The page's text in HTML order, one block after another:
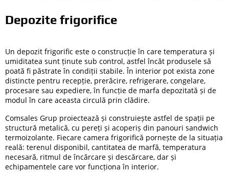
Depozite frigorifice
Un depozit frigorific este o construcție în care temperatura și
umiditatea sunt ținute sub control, astfel încât produsele să
poată fi păstrate în condiții stabile. În interior pot exista zone
distincte pentru recepție, prerăcire, refrigerare, congelare,
procesare sau expediere, în funcție de marfa depozitată și de
modul în care aceasta circulă prin clădire.
Comsales Grup proiectează și construiește astfel de spații pe
structură metalică, cu pereți și acoperiș din panouri sandwich
termoizolante. Fiecare camera frigorifică pornește de la situația
reală: terenul disponibil, cantitatea de marfă, temperatura
necesară, ritmul de încărcare și descărcare, dar și
echipamentele care vor funcționa în interior.